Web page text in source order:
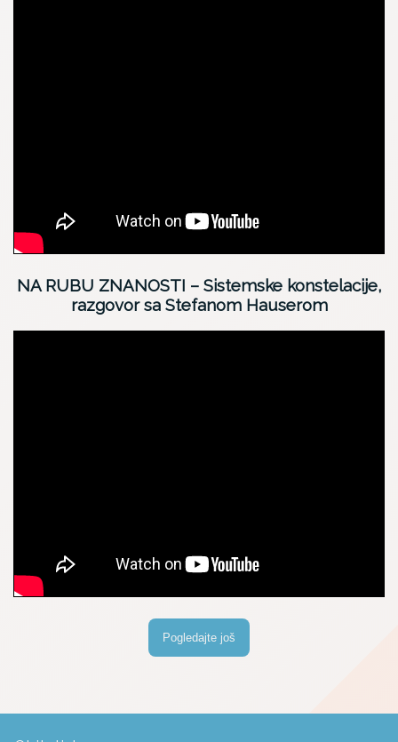
NA RUBU ZNANOSTI – Sistemske konstelacije,
razgovor sa Stefanom Hauserom
Pogledajte još